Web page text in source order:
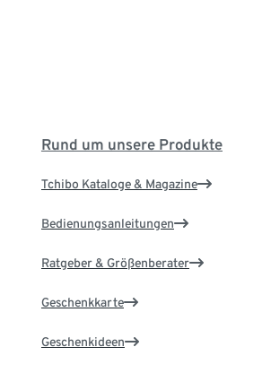
Rund um unsere Produkte
Tchibo Kataloge & Magazine
Bedienungsanleitungen
Ratgeber & Größenberater
Geschenkkarte
Geschenkideen